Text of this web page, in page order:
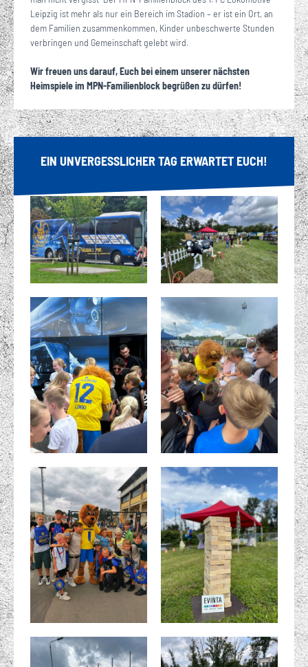
Leipzig ist mehr als nur ein Bereich im Stadion – er ist ein Ort, an
dem Familien zusammenkommen, Kinder unbeschwerte Stunden
verbringen und Gemeinschaft gelebt wird.
Wir freuen uns darauf, Euch bei einem unserer nächsten
Heimspiele im MPN-Familienblock begrüßen zu dürfen!
EIN UNVERGESSLICHER TAG ERWARTET EUCH!